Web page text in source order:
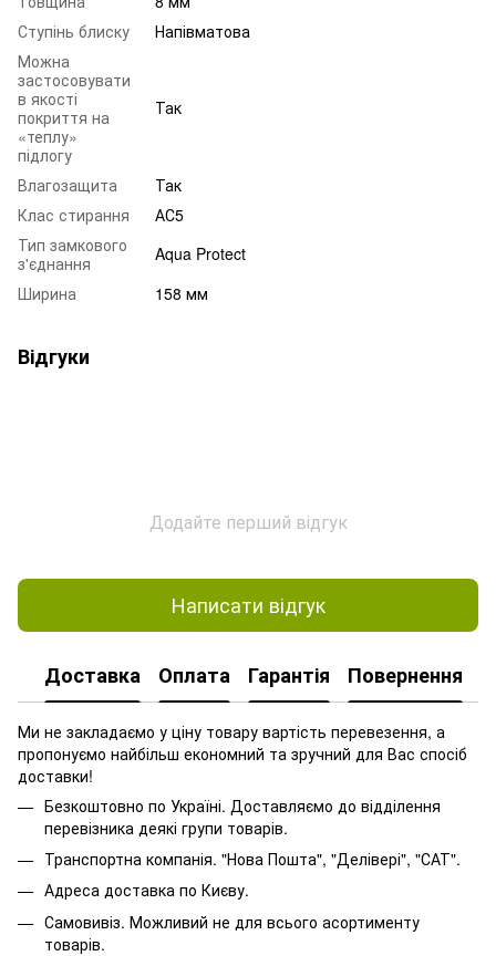
Ступінь блиску
Напівматова
Можна
застосовувати
в якості
покриття на
«теплу»
підлогу
Так
Влагозащита
Так
Клас стирання
АС5
Тип замкового
з'єднання
Aqua Protect
Ширина
158 мм
Відгуки
Додайте перший відгук
Написати відгук
Доставка Оплата Гарантія Повернення
Ми не закладаємо у ціну товару вартість перевезення, а
пропонуємо найбільш економний та зручний для Вас спосіб
доставки!
Безкоштовно по Україні. Доставляємо до відділення
перевізника деякі групи товарів.
Транспортна компанія. "Нова Пошта", "Делівері", "САТ".
Адреса доставка по Києву.
Самовивіз. Можливий не для всього асортименту
товарів.